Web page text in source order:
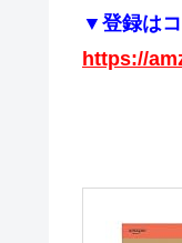
▼登録は
https://